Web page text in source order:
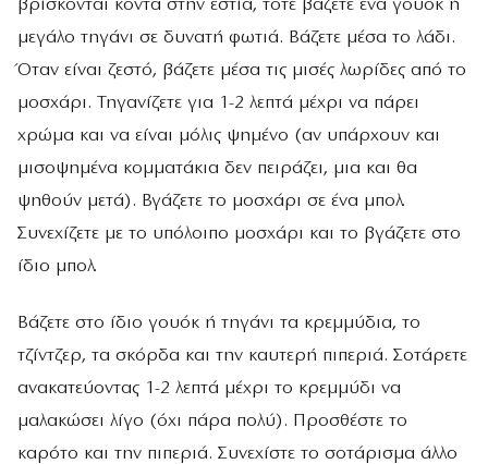
βρίσκονται κοντά στην εστία, τότε βάζετε ένα γουόκ ή
μεγάλο τηγάνι σε δυνατή φωτιά. Βάζετε μέσα το λάδι.
Όταν είναι ζεστό, βάζετε μέσα τις μισές λωρίδες από το
μοσχάρι. Τηγανίζετε για 1-2 λεπτά μέχρι να πάρει
χρώμα και να είναι μόλις ψημένο (αν υπάρχουν και
μισοψημένα κομματάκια δεν πειράζει, μια και θα
ψηθούν μετά). Βγάζετε το μοσχάρι σε ένα μπολ.
Συνεχίζετε με το υπόλοιπο μοσχάρι και το βγάζετε στο
ίδιο μπολ.
Βάζετε στο ίδιο γουόκ ή τηγάνι τα κρεμμύδια, το
τζίντζερ, τα σκόρδα και την καυτερή πιπεριά. Σοτάρετε
ανακατεύοντας 1-2 λεπτά μέχρι το κρεμμύδι να
μαλακώσει λίγο (όχι πάρα πολύ). Προσθέστε το
καρότο και την πιπεριά. Συνεχίστε το σοτάρισμα άλλο